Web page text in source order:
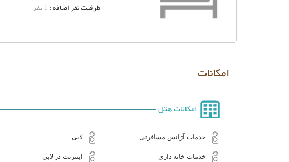
ظرفیت نفر اضافه : 1 نفر
امکانات
امکانات هتل
خدمات آژانس مسافرتی لابی
خدمات خانه داری اینترنت در لابی